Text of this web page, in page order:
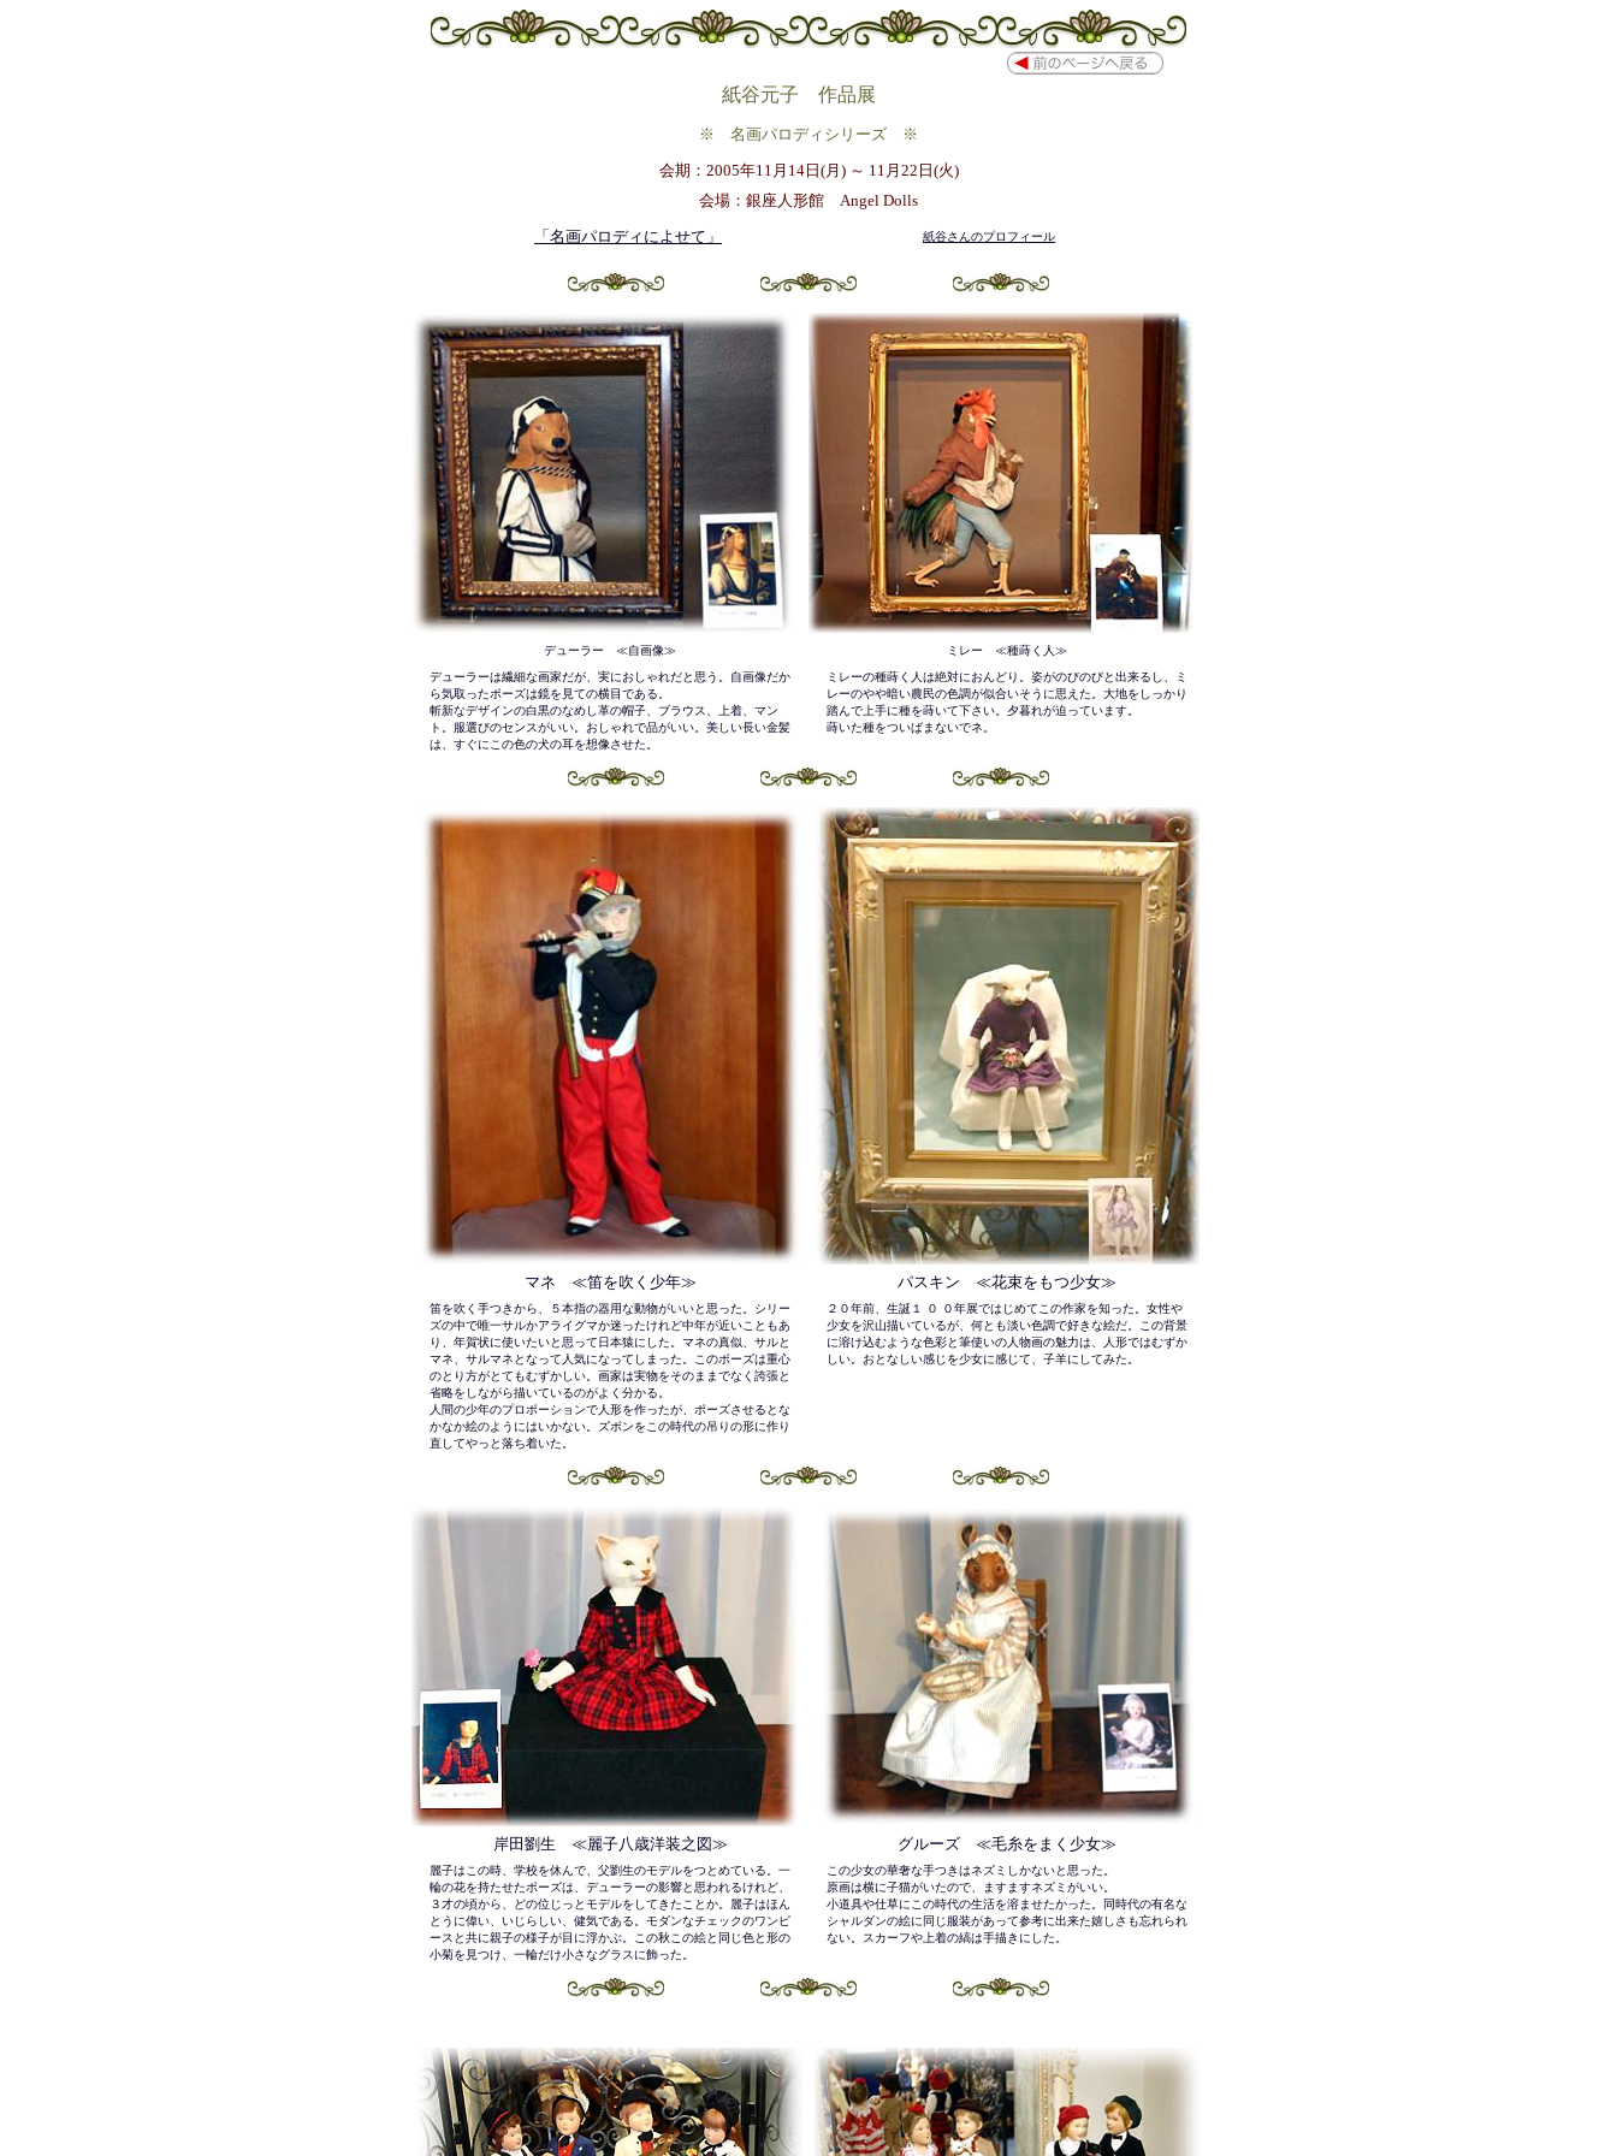
紙谷元子 作品展
※ 名画パロディシリーズ ※
会期：2005年11月14日(月) ～ 11月22日(火)
会場：銀座人形館 Angel Dolls
「名画パロディによせて」
紙谷さんのプロフィール
デューラー ≪自画像≫
ミレー ≪種蒔く人≫
デューラーは繊細な画家だが、実におしゃれだと思う。自画像だか
ら気取ったポーズは鏡を見ての横目である。
斬新なデザインの白黒のなめし革の帽子、ブラウス、上着、マン
ト。服選びのセンスがいい。おしゃれで品がいい。美しい長い金髪
は、すぐにこの色の犬の耳を想像させた。
ミレーの種蒔く人は絶対におんどり。姿がのびのびと出来るし、ミ
レーのやや暗い農民の色調が似合いそうに思えた。大地をしっかり
踏んで上手に種を蒔いて下さい。夕暮れが迫っています。
蒔いた種をついばまないでネ。
マネ ≪笛を吹く少年≫ パスキン ≪花束をもつ少女≫
笛を吹く手つきから、５本指の器用な動物がいいと思った。シリー
ズの中で唯一サルかアライグマか迷ったけれど中年が近いこともあ
り、年賀状に使いたいと思って日本猿にした。マネの真似、サルと
マネ、サルマネとなって人気になってしまった。このポーズは重心
のとり方がとてもむずかしい。画家は実物をそのままでなく誇張と
省略をしながら描いているのがよく分かる。
人間の少年のプロポーションで人形を作ったが、ポーズさせるとな
かなか絵のようにはいかない。ズボンをこの時代の吊りの形に作り
直してやっと落ち着いた。
２０年前、生誕１ ０ ０年展ではじめてこの作家を知った。女性や
少女を沢山描いているが、何とも淡い色調で好きな絵だ。この背景
に溶け込むような色彩と筆使いの人物画の魅力は、人形ではむずか
しい。おとなしい感じを少女に感じて、子羊にしてみた。
岸田劉生 ≪麗子八歳洋装之図≫ グルーズ ≪毛糸をまく少女≫
麗子はこの時、学校を休んで、父劉生のモデルをつとめている。一
輪の花を持たせたポーズは、デューラーの影響と思われるけれど、
３才の頃から、どの位じっとモデルをしてきたことか。麗子はほん
とうに偉い、いじらしい、健気である。モダンなチェックのワンピ
ースと共に親子の様子が目に浮かぶ。この秋この絵と同じ色と形の
小菊を見つけ、一輪だけ小さなグラスに飾った。
この少女の華奢な手つきはネズミしかないと思った。
原画は横に子猫がいたので、ますますネズミがいい。
小道具や仕草にこの時代の生活を溶ませたかった。同時代の有名な
シャルダンの絵に同じ服装があって参考に出来た嬉しさも忘れられ
ない。スカーフや上着の縞は手描きにした。